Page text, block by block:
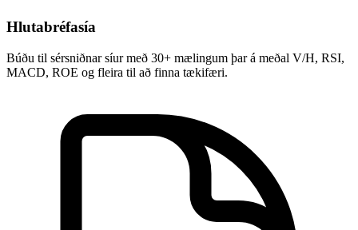
Hlutabréfasía
Búðu til sérsniðnar síur með 30+ mælingum þar á meðal V/H, RSI,
MACD, ROE og fleira til að finna tækifæri.